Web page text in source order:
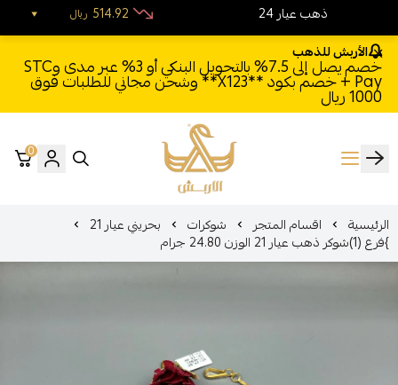
الأربش للذهب
خصم يصل إلى 7.5% بالتحويل البنكي أو 3% عبر مدى وSTC
Pay + خصم بكود **X123** وشحن مجاني للطلبات فوق
1000 ريال
الأربش للذهب
0
الرئيسية اقسام المتجر شوكرات بحريني عيار 21
}فرع (1)شوكر ذهب عيار 21 الوزن 24.80 جرام
24 ذهب عيار ريال 514.92